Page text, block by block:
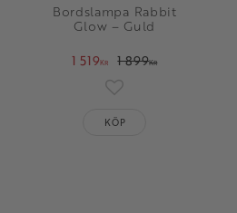
Bordslampa Rabbit
Glow – Guld
1 519KR 1 899KR
Lägg till i favoriter
KÖP